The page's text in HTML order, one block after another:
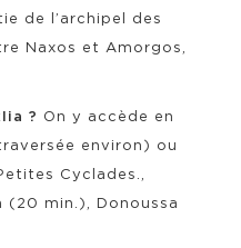
de l’archipel des
Naxos et Amorgos,
? On y accède en
environ) ou
Cyclades.,
(20 min.), Donoussa